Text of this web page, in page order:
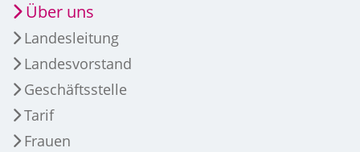
Über uns
Landesleitung
Landesvorstand
Geschäftsstelle
Tarif
Frauen